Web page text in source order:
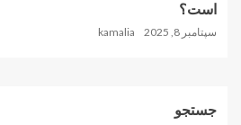
است؟
سپتامبر 8, 2025 kamalia
جستجو